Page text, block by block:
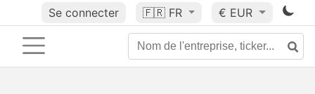
Se connecter 🇫🇷 FR € EUR